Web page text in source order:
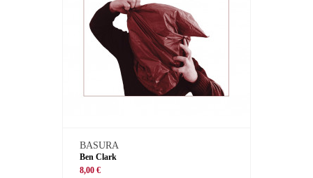
BASURA
Ben Clark
8,00 €